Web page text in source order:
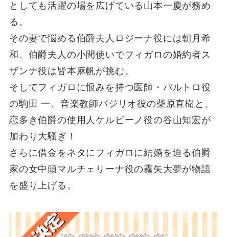
としても活躍の場を広げている山本一慶が務め
る。
その妻で悩める伯爵夫人ロジーナ役には朝月希
和、伯爵夫人の小間使いでフィガロの婚約者ス
ザンナ役は皆本麻帆が挑む。
そしてフィガロに恨みを持つ医師・バルトロ役
の駒田 一、音楽教師バジリオ役の柴原直樹と、
恋多き伯爵の使用人ケルビーノ役の谷山知宏が
加わり大騒ぎ！
さらに借金をネタにフィガロに結婚を迫る伯爵
家の女中頭マルチェリーナ役の霧矢大夢が物語
を盛り上げる。